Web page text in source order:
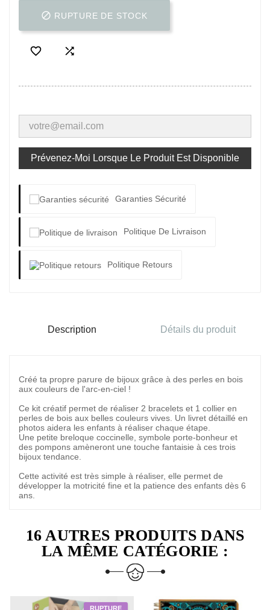
 RUPTURE DE STOCK
 
Prévenez-Moi Lorsque Le Produit Est Disponible
Garanties Sécurité
Politique De Livraison
Politique Retours
Description Détails du produit
Créé ta propre parure de bijoux grâce à des perles en bois
aux couleurs de l'arc-en-ciel !
Ce kit créatif permet de réaliser 2 bracelets et 1 collier en
perles de bois aux belles couleurs vives. Un livret détaillé en
photos aidera les enfants à réaliser chaque étape.
Une petite breloque coccinelle, symbole porte-bonheur et
des pompons amèneront une touche fantaisie à ces trois
bijoux tendance.
Cette activité est très simple à réaliser, elle permet de
développer la motricité fine et la patience des enfants dès 6
ans.
16 AUTRES PRODUITS DANS
LA MÊME CATÉGORIE :